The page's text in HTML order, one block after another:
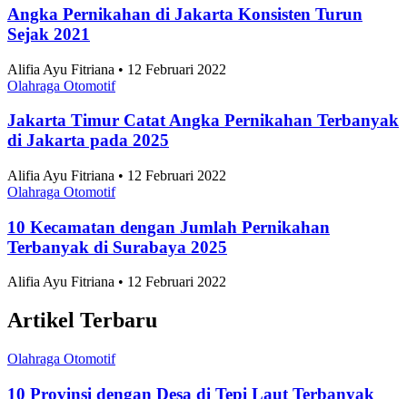
Angka Pernikahan di Jakarta Konsisten Turun
Sejak 2021
Alifia Ayu Fitriana • 12 Februari 2022
Olahraga Otomotif
Jakarta Timur Catat Angka Pernikahan Terbanyak
di Jakarta pada 2025
Alifia Ayu Fitriana • 12 Februari 2022
Olahraga Otomotif
10 Kecamatan dengan Jumlah Pernikahan
Terbanyak di Surabaya 2025
Alifia Ayu Fitriana • 12 Februari 2022
Artikel Terbaru
Olahraga Otomotif
10 Provinsi dengan Desa di Tepi Laut Terbanyak